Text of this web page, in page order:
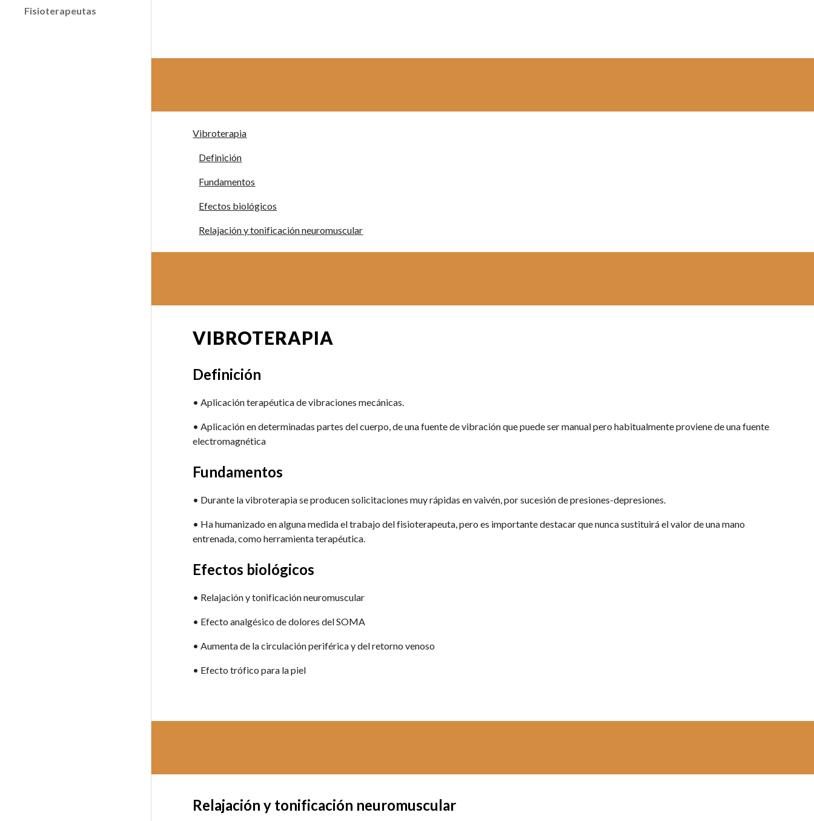
Fisioterapeutas
Vibroterapia
Definición
Fundamentos
Efectos biológicos
Relajación y tonificación neuromuscular
VIBROTERAPIA
Definición
• Aplicación terapéutica de vibraciones mecánicas.
• Aplicación en determinadas partes del cuerpo, de una fuente de vibración que puede ser manual pero habitualmente proviene de una fuente
electromagnética
Fundamentos
• Durante la vibroterapia se producen solicitaciones muy rápidas en vaivén, por sucesión de presiones-depresiones.
• Ha humanizado en alguna medida el trabajo del fisioterapeuta, pero es importante destacar que nunca sustituirá el valor de una mano
entrenada, como herramienta terapéutica.
Efectos biológicos
• Relajación y tonificación neuromuscular
• Efecto analgésico de dolores del SOMA
• Aumenta de la circulación periférica y del retorno venoso
• Efecto trófico para la piel
Relajación y tonificación neuromuscular